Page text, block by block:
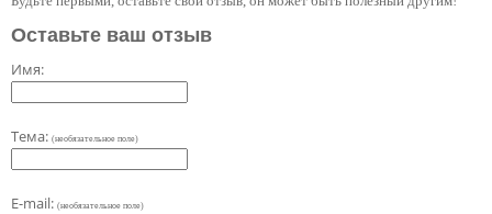
Оставьте ваш отзыв
Имя:
Тема: (необязательное поле)
E-mail: (необязательное поле)